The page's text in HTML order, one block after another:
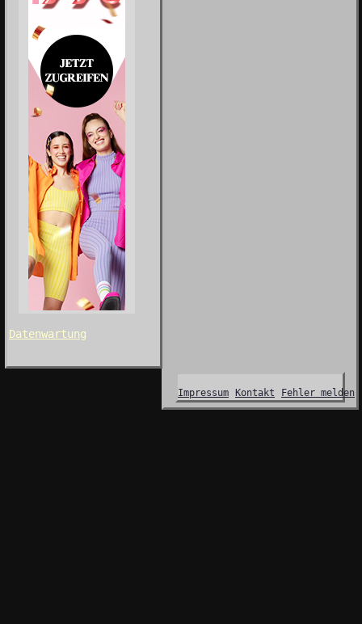
Datenwartung
Impressum Kontakt Fehler melden